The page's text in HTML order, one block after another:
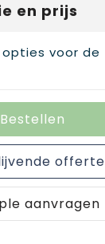
en prijs
voor de
Bestellen
offerte
aanvragen